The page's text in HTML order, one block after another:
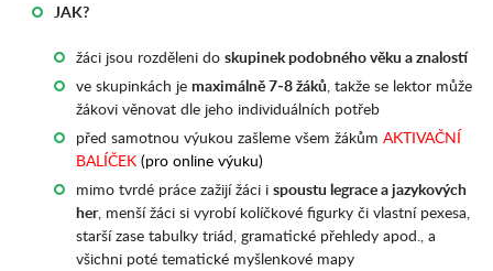
JAK?
žáci jsou rozděleni do skupinek podobného věku a znalostí
ve skupinkách je maximálně 7-8 žáků, takže se lektor může
žákovi věnovat dle jeho individuálních potřeb
před samotnou výukou zašleme všem žákům AKTIVAČNÍ
BALÍČEK(pro online výuku)
mimo tvrdé práce zažijí žáci i spoustu legrace a jazykových
her, menší žáci si vyrobí kolíčkové figurky či vlastní pexesa,
starší zase tabulky triád, gramatické přehledy apod., a
všichni poté tematické myšlenkové mapy